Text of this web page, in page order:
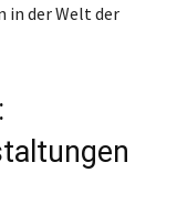
in der Welt der